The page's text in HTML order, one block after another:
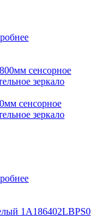
сенсорное
зеркало